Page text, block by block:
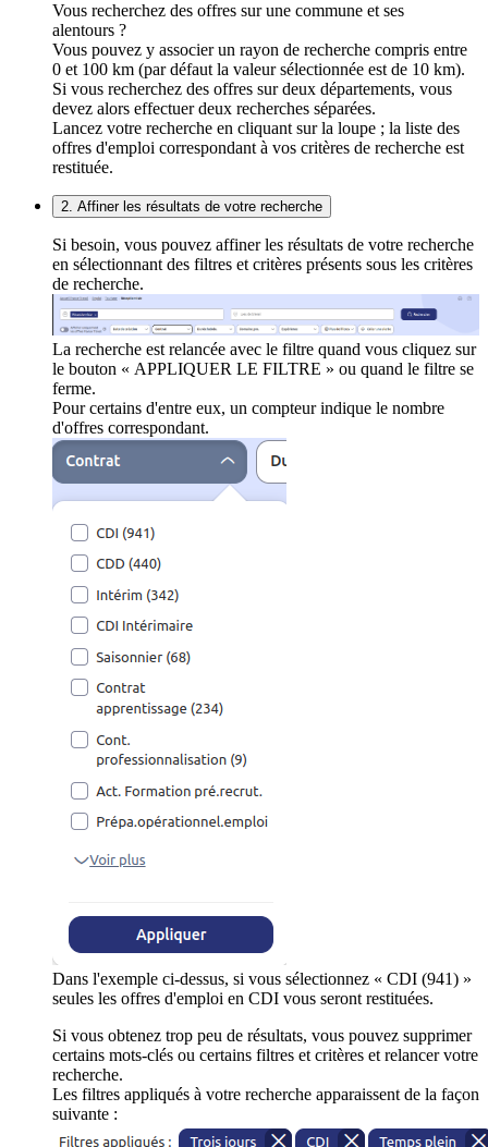
Vous recherchez des offres sur une commune et ses
alentours ?
Vous pouvez y associer un rayon de recherche compris entre
0 et 100 km (par défaut la valeur sélectionnée est de 10 km).
Si vous recherchez des offres sur deux départements, vous
devez alors effectuer deux recherches séparées.
Lancez votre recherche en cliquant sur la loupe ; la liste des
offres d'emploi correspondant à vos critères de recherche est
restituée.
2. Affiner les résultats de votre recherche
Si besoin, vous pouvez affiner les résultats de votre recherche
en sélectionnant des filtres et critères présents sous les critères
de recherche.
La recherche est relancée avec le filtre quand vous cliquez sur
le bouton « APPLIQUER LE FILTRE » ou quand le filtre se
ferme.
Pour certains d'entre eux, un compteur indique le nombre
d'offres correspondant.
Dans l'exemple ci-dessus, si vous sélectionnez « CDI (941) »
seules les offres d'emploi en CDI vous seront restituées.
Si vous obtenez trop peu de résultats, vous pouvez supprimer
certains mots-clés ou certains filtres et critères et relancer votre
recherche.
Les filtres appliqués à votre recherche apparaissent de la façon
suivante :